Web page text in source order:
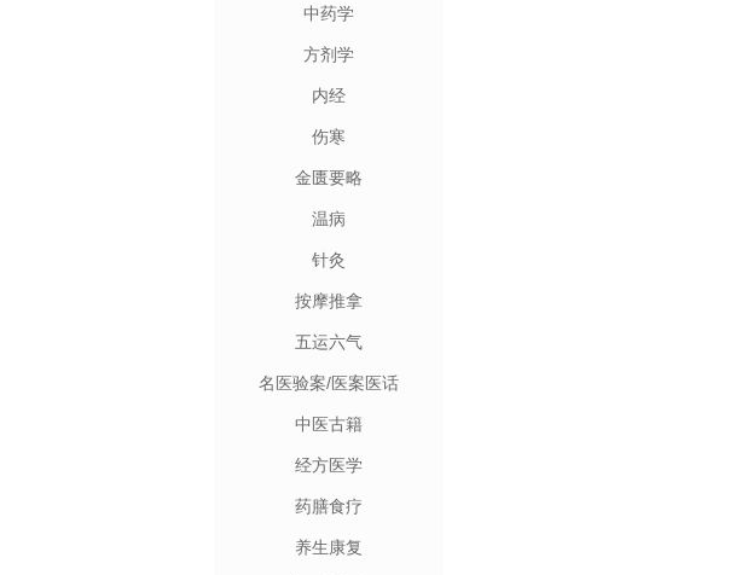
中药学
方剂学
内经
伤寒
金匮要略
温病
针灸
按摩推拿
五运六气
名医验案/医案医话
中医古籍
经方医学
药膳食疗
养生康复